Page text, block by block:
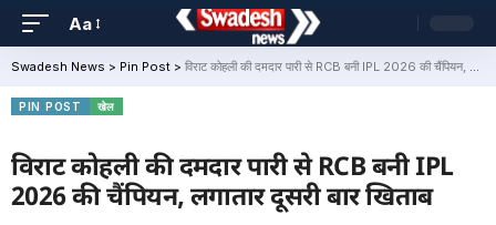
Aa
Swadesh News > Pin Post > विराट कोहली की दमदार पारी से RCB बनी IPL 2026 की चैंपियन, लगातार दूसरी बार खिताब
PIN POST खेल
विराट कोहली की दमदार पारी से RCB बनी IPL
2026 की चैंपियन, लगातार दूसरी बार खिताब